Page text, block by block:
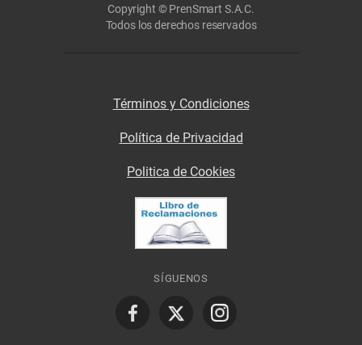
Copyright © PrenSmart S.A.C.
Todos los derechos reservados
Términos y Condiciones
Política de Privacidad
Politica de Cookies
SÍGUENOS